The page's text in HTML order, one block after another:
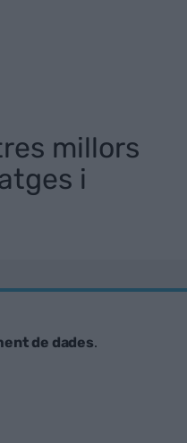
millors
i
de dades.